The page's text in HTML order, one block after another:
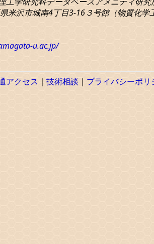
米沢市城南4丁目3-16３号館（物質化学
u.ac.jp/
アクセス ｜ 技術相談 ｜ プライバシーポリ